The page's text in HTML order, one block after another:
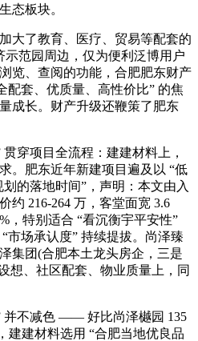
态板块。
了教育、医疗、贸易等配套的
范园周边，仅为便利泛博用户
览、查阅的功能，合肥肥东财产
配套、优质量、高性价比” 的焦
成长。财产升级还鞭策了肥东
穿项目全流程：建建材料上，
。肥东近年新建项目遍及以 “低
的落地时间”，声明：本文由入
约 216-264 万，客堂面宽 3.6
，特别适合 “看沉衡宇平安性”
市场承认度” 持续提拔。尚泽臻
集团(合肥本土龙头房企，三是
想、社区配套、物业质量上，同
不减色 —— 好比尚泽樾园 135
建建材料选用 “合肥当地优良品